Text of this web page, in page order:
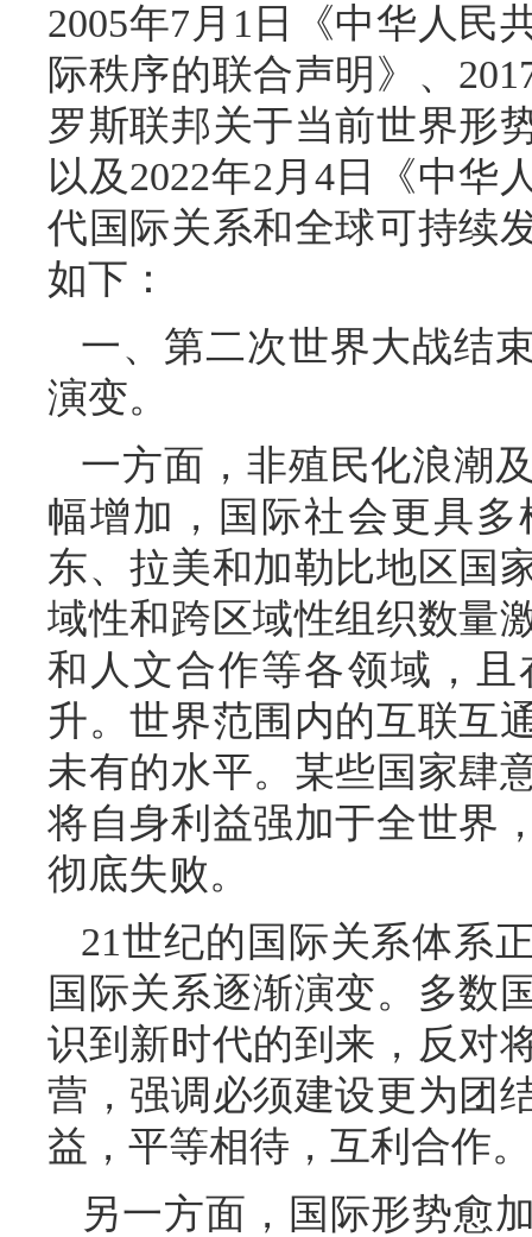
2005年7月1日《中华人民
际秩序的联合声明》、
罗斯联邦关于当前世界形
以及2022年2月4日《中华
代国际关系和全球可持续
如下：
一、第二次世界大战结
演变。
一方面，非殖民化浪潮
幅增加，国际社会更具
东、拉美和加勒比地区国
域性和跨区域性组织数量
和人文合作等各领域，
升。世界范围内的互联互
未有的水平。某些国家肆
将自身利益强加于全世界
彻底失败。
21世纪的国际关系体系
国际关系逐渐演变。多数
识到新时代的到来，反对
营，强调必须建设更为团
益，平等相待，互利合作。
另一方面，国际形势愈